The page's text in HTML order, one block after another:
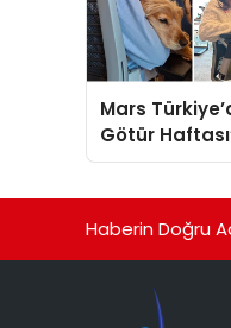
Mars
Götür
Haberin Doğru